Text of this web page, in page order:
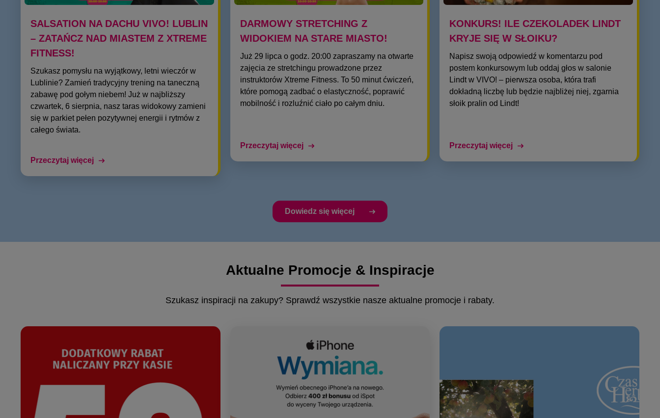
SALSATION NA DACHU VIVO! LUBLIN
– ZATAŃCZ NAD MIASTEM Z XTREME
FITNESS!
Szukasz pomysłu na wyjątkowy, letni wieczór w
Lublinie? Zamień tradycyjny trening na taneczną
zabawę pod gołym niebem! Już w najbliższy
czwartek, 6 sierpnia, nasz taras widokowy zamieni
się w parkiet pełen pozytywnej energii i rytmów z
całego świata.
Przeczytaj więcej
DARMOWY STRETCHING Z
WIDOKIEM NA STARE MIASTO!
Już 29 lipca o godz. 20:00 zapraszamy na otwarte
zajęcia ze stretchingu prowadzone przez
instruktorów Xtreme Fitness. To 50 minut ćwiczeń,
które pomogą zadbać o elastyczność, poprawić
mobilność i rozluźnić ciało po całym dniu.
Przeczytaj więcej
KONKURS! ILE CZEKOLADEK LINDT
KRYJE SIĘ W SŁOIKU?
Napisz swoją odpowiedź w komentarzu pod
postem konkursowym lub oddaj głos w salonie
Lindt w VIVO! – pierwsza osoba, która trafi
dokładną liczbę lub będzie najbliżej niej, zgarnia
słoik pralin od Lindt!
Przeczytaj więcej
Dowiedz się więcej
Aktualne Promocje & Inspiracje
Szukasz inspiracji na zakupy? Sprawdź wszystkie nasze aktualne promocje i rabaty.